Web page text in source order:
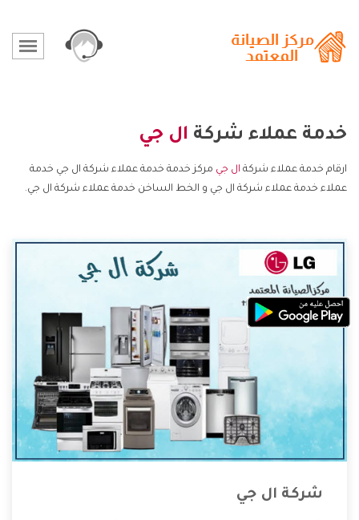
خدمة عملاء شركة ال جي
ارقام خدمة عملاء شركة ال جي مركز خدمة خدمة عملاء شركة ال جي خدمة
عملاء خدمة عملاء شركة ال جي و الخط الساخن خدمة عملاء شركة ال جي.
شركة ال جي